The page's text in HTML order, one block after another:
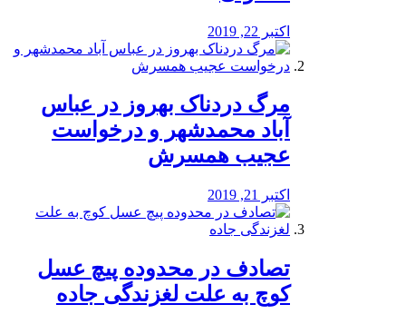
اکتبر 22, 2019
مرگ دردناک بهروز در عباس
آباد محمدشهر و درخواست
عجیب همسرش
اکتبر 21, 2019
تصادف در محدوده پیچ عسل
کوچ به علت لغزندگی جاده